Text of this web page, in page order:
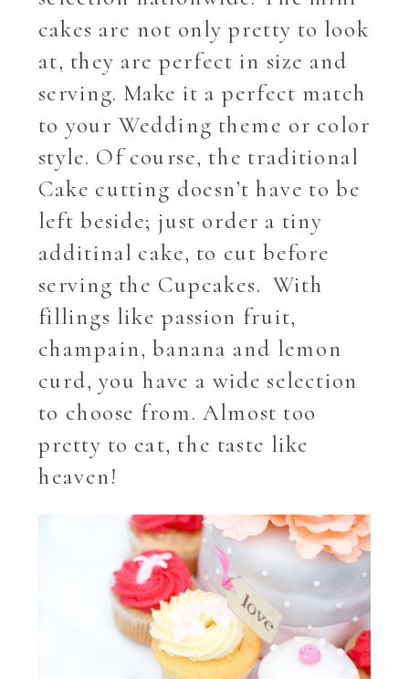
cakes are not only pretty to look
at, they are perfect in size and
serving. Make it a perfect match
to your Wedding theme or color
style. Of course, the traditional
Cake cutting doesn’t have to be
left beside; just order a tiny
additinal cake, to cut before
serving the Cupcakes. With
fillings like passion fruit,
champain, banana and lemon
curd, you have a wide selection
to choose from. Almost too
pretty to eat, the taste like
heaven!